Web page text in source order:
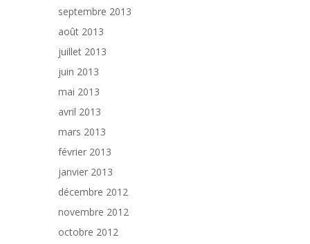
septembre 2013
août 2013
juillet 2013
juin 2013
mai 2013
avril 2013
mars 2013
février 2013
janvier 2013
décembre 2012
novembre 2012
octobre 2012